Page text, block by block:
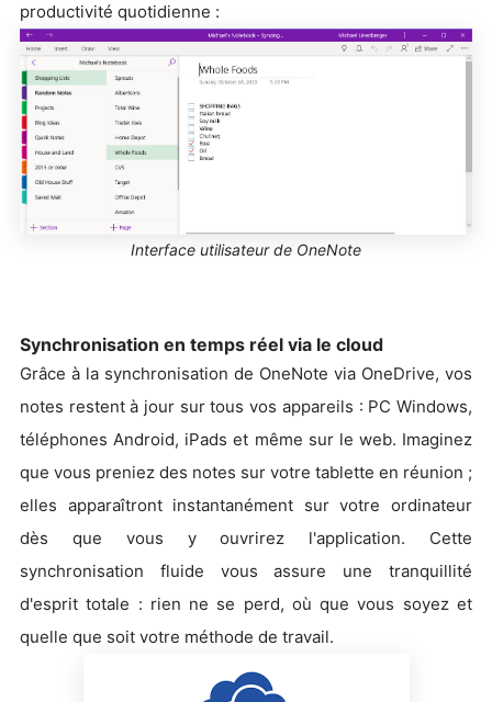
productivité quotidienne :
Interface utilisateur de OneNote
Synchronisation en temps réel via le cloud
Grâce à la synchronisation de OneNote via OneDrive, vos
notes restent à jour sur tous vos appareils : PC Windows,
téléphones Android, iPads et même sur le web. Imaginez
que vous preniez des notes sur votre tablette en réunion ;
elles apparaîtront instantanément sur votre ordinateur
dès que vous y ouvrirez l'application. Cette
synchronisation fluide vous assure une tranquillité
d'esprit totale : rien ne se perd, où que vous soyez et
quelle que soit votre méthode de travail.